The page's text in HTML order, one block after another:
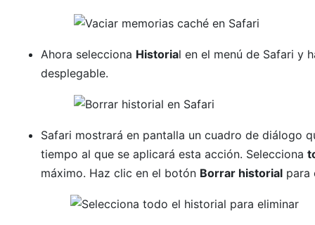
Ahora selecciona Historial en el menú de Safari y
desplegable.
Safari mostrará en pantalla un cuadro de diálogo
tiempo al que se aplicará esta acción. Selecciona
máximo. Haz clic en el botón Borrar historialpara